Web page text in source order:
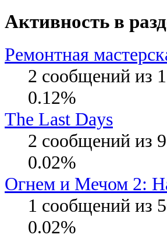
Активность в
Ремонтная
2 сообщений из
0.12%
The Last Days
2 сообщений из
0.02%
Огнем и Мечом 2:
1 сообщений из
0.02%